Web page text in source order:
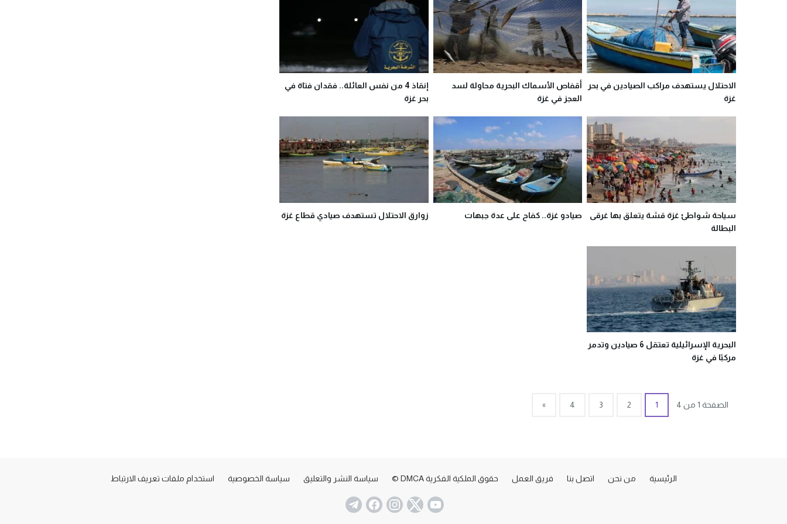
الاحتلال يستهدف مراكب الصيادين في بحر
غزة
أقفاص الأسماك البحرية محاولة لسد
العجز في غزة
إنقاذ 4 من نفس العائلة.. فقدان فتاة في
بحر غزة
سياحة شواطئ غزة قشة يتعلق بها غرقى
البطالة
صيادو غزة.. كفاح على عدة جبهات زوارق الاحتلال تستهدف صيادي قطاع غزة
البحرية الإسرائيلية تعتقل 6 صيادين وتدمر
مركبًا في غزة
الصفحة 1 من 4 1
2
3
4
»
الرئيسية من نحن اتصل بنا فريق العمل حقوق الملكية الفكرية DMCA © سياسة النشر والتعليق سياسة الخصوصية استخدام ملفات تعريف الارتباط